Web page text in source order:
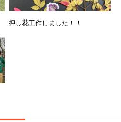
押し花工作しました！！